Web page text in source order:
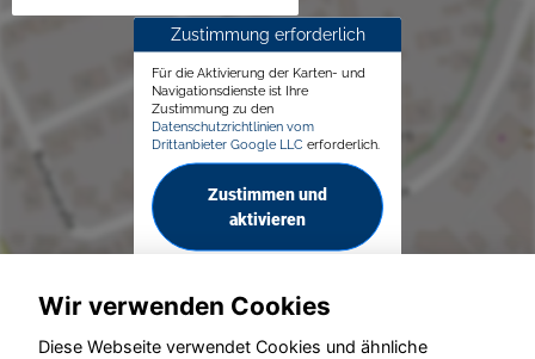
Zustimmung erforderlich
Für die Aktivierung der Karten- und
Navigationsdienste ist Ihre
Zustimmung zu den
Datenschutzrichtlinien vom
Drittanbieter Google LLC erforderlich.
Zustimmen und
aktivieren
Wir verwenden Cookies
Diese Webseite verwendet Cookies und ähnliche